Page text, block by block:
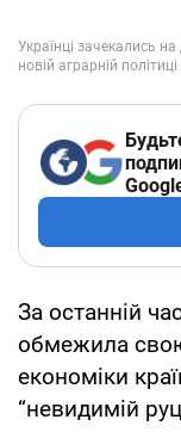
За останній
обмежила
економіки
“невидимій